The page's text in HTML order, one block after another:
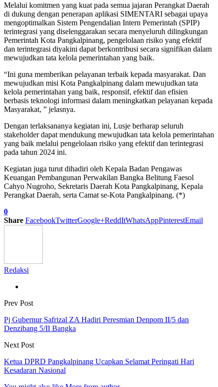
Melalui komitmen yang kuat pada semua jajaran Perangkat Daerah
di dukung dengan penerapan aplikasi SIMENTARI sebagai upaya
mengoptimalkan Sistem Pengendalian Intern Pemerintah (SPIP)
terintegrasi yang diselenggarakan secara menyeluruh dilingkungan
Pemerintah Kota Pangkalpinang, pengelolaan risiko yang efektif
dan terintegrasi diyakini dapat berkontribusi secara signifikan dalam
mewujudkan tata kelola pemerintahan yang baik.
“Ini guna memberikan pelayanan terbaik kepada masyarakat. Dan
mewujudkan misi Kota Pangkalpinang dalam mewujudkan tata
kelola pemerintahan yang baik, responsif, efektif dan efisien
berbasis teknologi informasi dalam meningkatkan pelayanan kepada
Masyarakat, ” jelasnya.
Dengan terlaksananya kegiatan ini, Lusje berharap seluruh
stakeholder dapat mendukung mewujudkan tata kelola pemerintahan
yang baik melalui pengelolaan risiko yang efektif dan terintegrasi
pada tahun 2024 ini.
Kegiatan juga turut dihadiri oleh Kepala Badan Pengawas
Keuangan Pembangunan Perwakilan Bangka Belitung Faesol
Cahyo Nugroho, Sekretaris Daerah Kota Pangkalpinang, Kepala
Perangkat Daerah, serta Camat se-Kota Pangkalpinang. (*)
0
Share FacebookTwitterGoogle+ReddItWhatsAppPinterestEmail
Redaksi
Prev Post
Pj Gubernur Safrizal ZA Hadiri Peresmian Denpom II/5 dan
Denzibang 5/II Bangka
Next Post
Ketua DPRD Pangkalpinang Ucapkan Selamat Peringati Hari
Kesadaran Nasional